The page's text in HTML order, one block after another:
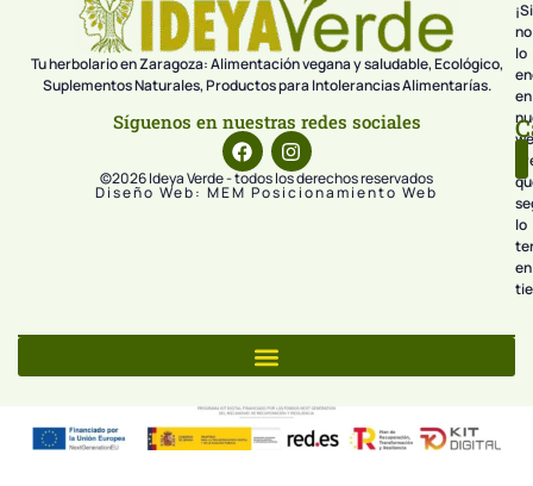
Tu herbolario en Zaragoza: Alimentación vegana y saludable, Ecológico,
Suplementos Naturales, Productos para Intolerancias Alimentarías.
Síguenos en nuestras redes sociales
©2026 Ideya Verde - todos los derechos reservados
Diseño Web: MEM Posicionamiento Web
¡Si
no
lo
en
lo
en